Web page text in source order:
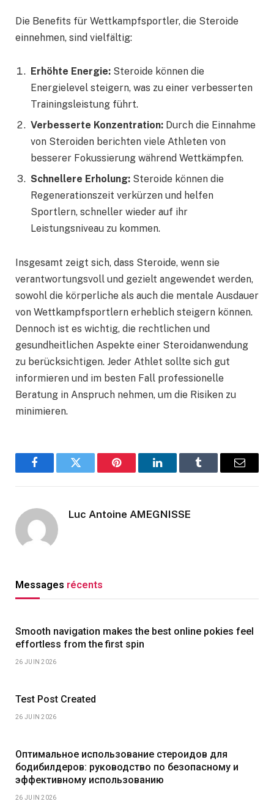
Die Benefits für Wettkampfsportler, die Steroide
einnehmen, sind vielfältig:
Erhöhte Energie: Steroide können die
Energielevel steigern, was zu einer verbesserten
Trainingsleistung führt.
Verbesserte Konzentration: Durch die Einnahme
von Steroiden berichten viele Athleten von
besserer Fokussierung während Wettkämpfen.
Schnellere Erholung: Steroide können die
Regenerationszeit verkürzen und helfen
Sportlern, schneller wieder auf ihr
Leistungsniveau zu kommen.
Insgesamt zeigt sich, dass Steroide, wenn sie
verantwortungsvoll und gezielt angewendet werden,
sowohl die körperliche als auch die mentale Ausdauer
von Wettkampfsportlern erheblich steigern können.
Dennoch ist es wichtig, die rechtlichen und
gesundheitlichen Aspekte einer Steroidanwendung
zu berücksichtigen. Jeder Athlet sollte sich gut
informieren und im besten Fall professionelle
Beratung in Anspruch nehmen, um die Risiken zu
minimieren.
FacebookTwitter Pinterest LinkedInTumblr Email
Luc Antoine AMEGNISSE
Messages récents
Smooth navigation makes the best online pokies feel
effortless from the first spin
26 JUIN 2026
Test Post Created
26 JUIN 2026
Оптимальное использование стероидов для
бодибилдеров: руководство по безопасному и
эффективному использованию
26 JUIN 2026